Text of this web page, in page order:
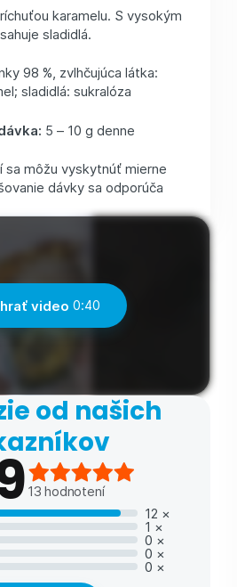
karamelu. S vysokým
sladidlá.
98 %, zvlhčujúca látka:
sladidlá: sukralóza
5 – 10 g denne
sa môžu vyskytnúť mierne
dávky sa odporúča
video 0:40
od našich
13 hodnotení
12 ×
1 ×
0 ×
0 ×
0 ×